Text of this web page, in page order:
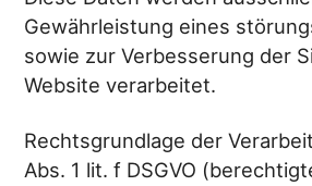
Gewährleistung eines
sowie zur Verbesserung der
Website verarbeitet.
Rechtsgrundlage der
Abs. 1 lit. f DSGVO